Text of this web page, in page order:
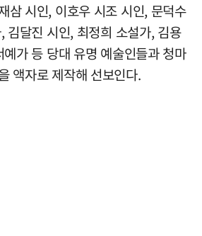
삼 시인, 이호우 시조 시인, 문덕수
김달진 시인, 최정희 소설가, 김용
가 등 당대 유명 예술인들과 청마
액자로 제작해 선보인다.